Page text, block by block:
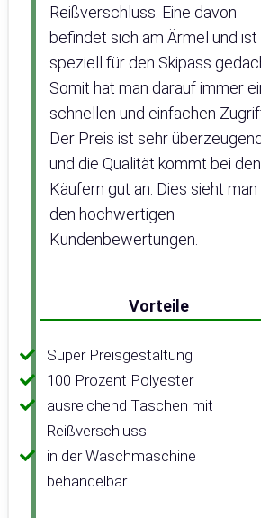
Reißverschluss. Eine davon
befindet sich am Ärmel und ist
speziell für den Skipass
Somit hat man darauf immer
schnellen und einfachen
Der Preis ist sehr überzeugend
und die Qualität kommt bei den
Käufern gut an. Dies sieht man
den hochwertigen
Kundenbewertungen.
Vorteile
Super Preisgestaltung
100 Prozent Polyester
ausreichend Taschen mit
Reißverschluss
in der Waschmaschine
behandelbar